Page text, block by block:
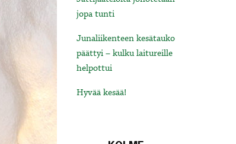
jopa tunti
Junaliikenteen kesätauko
päättyi – kulku laitureille
helpottui
Hyvää kesää!